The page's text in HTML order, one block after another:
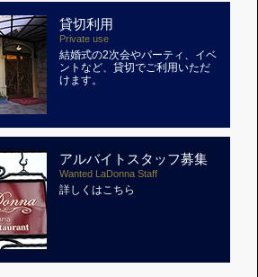
貸切利用
Private use
結婚式の2次会やパーティ、イベ
ントなど、貸切でご利用いただ
けます。
アルバイトスタッフ募集
Wanted LaDonna Staff
詳しくはこちら